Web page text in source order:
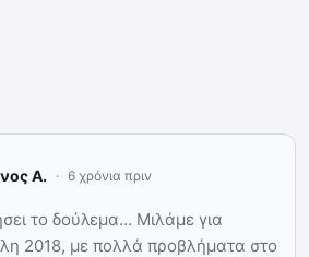
Α. 6 χρόνια πριν
το δούλεμα… Μιλάμε για
2018, με πολλά προβλήματα στο